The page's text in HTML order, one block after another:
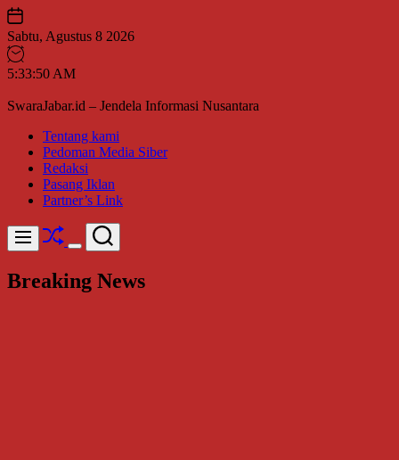
Skip
to
content
Sabtu, Agustus 8 2026
5:33:52 AM
SwaraJabar.id – Jendela Informasi Nusantara
Tentang kami
Pedoman Media Siber
Redaksi
Pasang Iklan
Partner’s Link
Menu Shuffle
Switch
mode
Search
Breaking News